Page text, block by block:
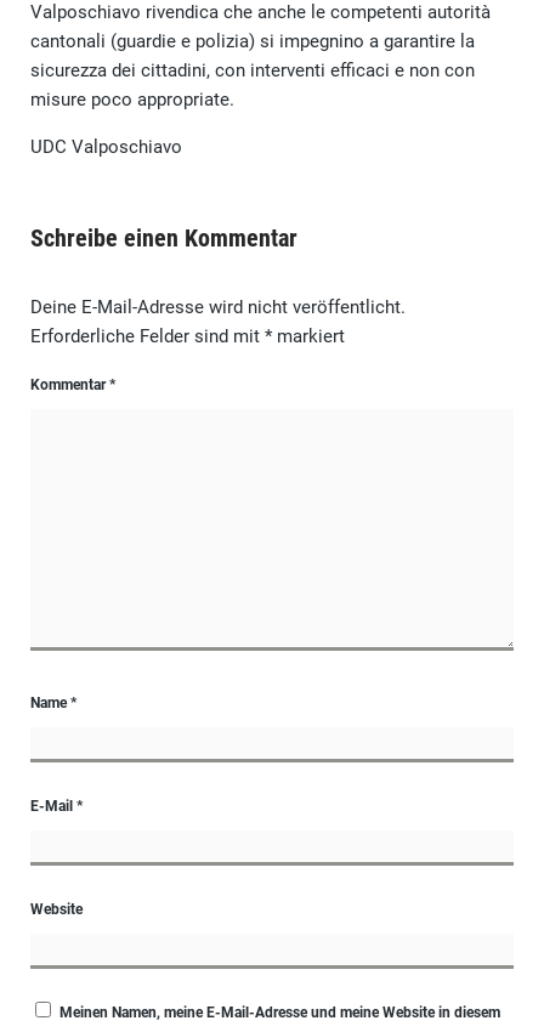
Valposchiavo rivendica che anche le competenti autorità
cantonali (guardie e polizia) si impegnino a garantire la
sicurezza dei cittadini, con interventi efficaci e non con
misure poco appropriate.
UDC Valposchiavo
Schreibe einen Kommentar
Deine E-Mail-Adresse wird nicht veröffentlicht.
Erforderliche Felder sind mit *markiert
Kommentar*
Name*
E-Mail *
Website
Meinen Namen, meine E-Mail-Adresse und meine Website in diesem